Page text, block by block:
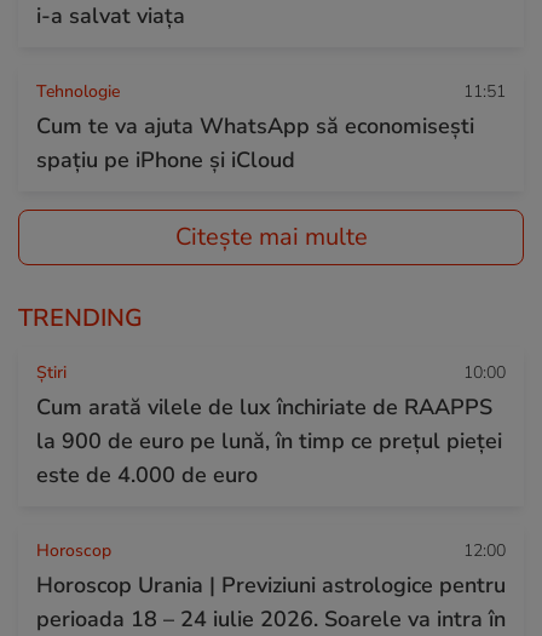
i-a salvat viața
Tehnologie 11:51
Cum te va ajuta WhatsApp să economisești
spațiu pe iPhone și iCloud
Citește mai multe
TRENDING
Ştiri 10:00
Cum arată vilele de lux închiriate de RAAPPS
la 900 de euro pe lună, în timp ce prețul pieței
este de 4.000 de euro
Horoscop 12:00
Horoscop Urania | Previziuni astrologice pentru
perioada 18 – 24 iulie 2026. Soarele va intra în